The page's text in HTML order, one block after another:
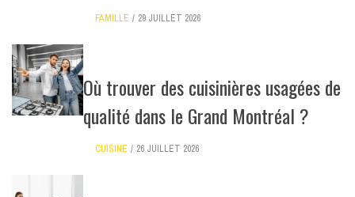
FAMILLE 29 JUILLET 2026
Où trouver des cuisinières usagées de
qualité dans le Grand Montréal ?
CUISINE 26 JUILLET 2026